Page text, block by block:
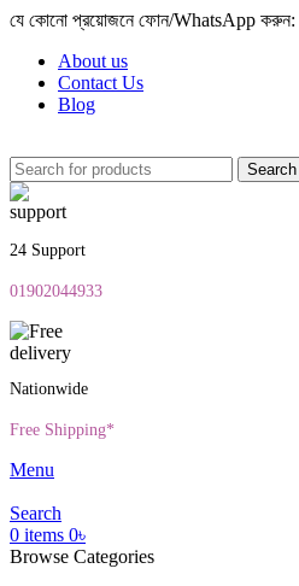
যে কোনো প্রয়োজনে ফোন/WhatsApp করুন:
About us
Contact Us
Blog
Search
24 Support
01902044933
Nationwide
Free Shipping*
Menu
Search
0 items 0৳
Browse Categories